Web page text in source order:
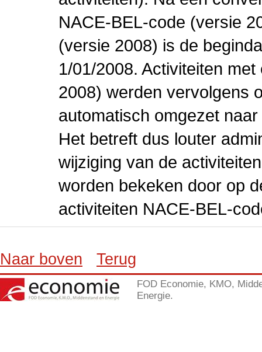
NACE-BEL-code (versie
(versie 2008) is de
1/01/2008. Activiteiten
2008) werden vervolgens
automatisch omgezet
Het betreft dus louter
wijziging van de
worden bekeken door op
activiteiten NACE-BEL-
Naar boven Terug
FOD Economie, KMO,
Energie.